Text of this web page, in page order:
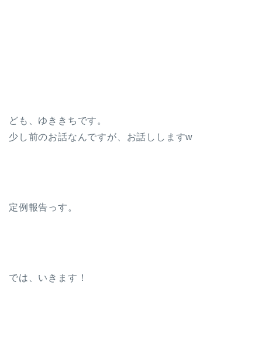
ども、ゆききちです。
少し前のお話なんですが、お話ししますw
定例報告っす。
では、いきます！